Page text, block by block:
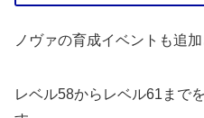
ノヴァの育成イベントも追加
レベル58からレベル61まで